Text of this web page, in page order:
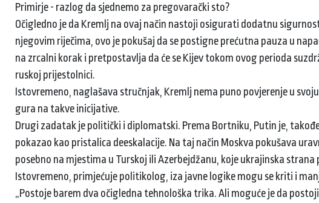
Primirje - razlog da sjednemo za pregovarački sto?
Očigledno je da Kremlj na ovaj način nastoji osigurati dodatnu
njegovim riječima, ovo je pokušaj da se postigne prećutna pauza u
na zrcalni korak i pretpostavlja da će se Kijev tokom ovog perioda
ruskoj prijestolnici.
Istovremeno, naglašava stručnjak, Kremlj nema puno povjerenje u
gura na takve inicijative.
Drugi zadatak je politički i diplomatski. Prema Bortniku, Putin je,
pokazao kao pristalica deeskalacije. Na taj način Moskva pokušava
posebno na mjestima u Turskoj ili Azerbejdžanu, koje ukrajinska
Istovremeno, primjećuje politikolog, iza javne logike mogu se kriti i
„Postoje barem dva očigledna tehnološka trika. Ali moguće je da